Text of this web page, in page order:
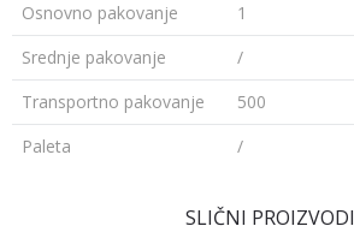
Osnovno pakovanje
1
Srednje pakovanje
/
Transportno pakovanje
500
Paleta
/
SLIČNI PROIZVODI